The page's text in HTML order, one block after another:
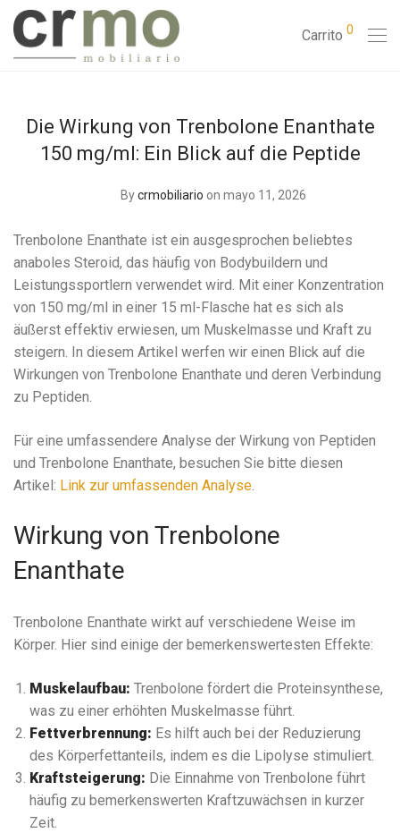
Carrito 0
Die Wirkung von Trenbolone Enanthate
150 mg/ml: Ein Blick auf die Peptide
Bycrmobiliario on mayo 11, 2026
Trenbolone Enanthate ist ein ausgesprochen beliebtes
anaboles Steroid, das häufig von Bodybuildern und
Leistungssportlern verwendet wird. Mit einer Konzentration
von 150 mg/ml in einer 15 ml-Flasche hat es sich als
äußerst effektiv erwiesen, um Muskelmasse und Kraft zu
steigern. In diesem Artikel werfen wir einen Blick auf die
Wirkungen von Trenbolone Enanthate und deren Verbindung
zu Peptiden.
Für eine umfassendere Analyse der Wirkung von Peptiden
und Trenbolone Enanthate, besuchen Sie bitte diesen
Artikel: Link zur umfassenden Analyse.
Wirkung von Trenbolone
Enanthate
Trenbolone Enanthate wirkt auf verschiedene Weise im
Körper. Hier sind einige der bemerkenswertesten Effekte:
Muskelaufbau: Trenbolone fördert die Proteinsynthese,
was zu einer erhöhten Muskelmasse führt.
Fettverbrennung: Es hilft auch bei der Reduzierung
des Körperfettanteils, indem es die Lipolyse stimuliert.
Kraftsteigerung: Die Einnahme von Trenbolone führt
häufig zu bemerkenswerten Kraftzuwächsen in kurzer
Zeit.